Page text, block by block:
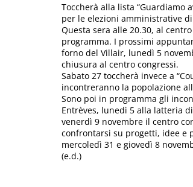
Toccherà alla lista “Guardiamo
per le elezioni amministrative
Questa sera alle 20.30, al
programma. I prossimi
forno del Villair, lunedì 5
chiusura al centro congressi.
Sabato 27 toccherà invece a
incontreranno la popolazione
Sono poi in programma gli
Entrèves, lunedì 5 alla latteria
venerdì 9 novembre il centro
confrontarsi su progetti, idee e
mercoledì 31 e giovedì 8
(e.d.)